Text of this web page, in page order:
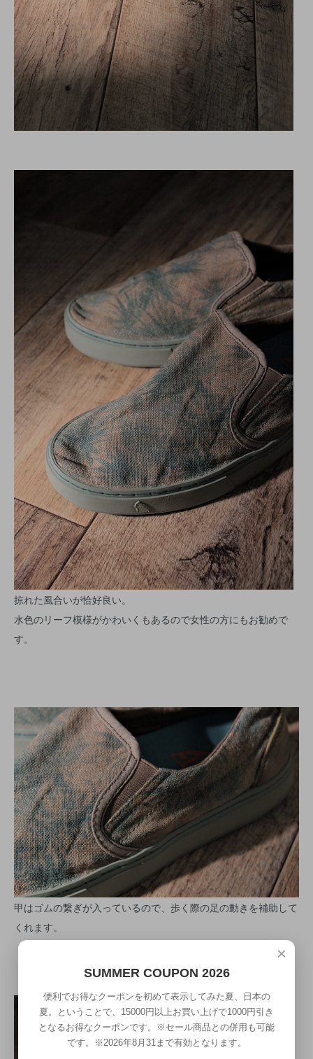
掠れた風合いが恰好良い。
水色のリーフ模様がかわいくもあるので女性の方にもお勧めで
す。
甲はゴムの繋ぎが入っているので、歩く際の足の動きを補助して
くれます。
×
SUMMER COUPON 2026
便利でお得なクーポンを初めて表示してみた夏、日本の
夏。ということで、15000円以上お買い上げで1000円引き
となるお得なクーポンです。※セール商品との併用も可能
です。※2026年8月31まで有効となります。